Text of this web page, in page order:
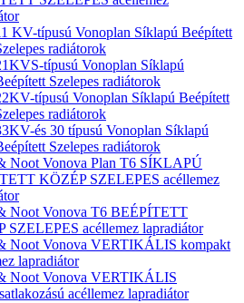
KV-típusú Vonoplan Síklapú Beépített
radiátorok
típusú Vonoplan Síklapú
Szelepes radiátorok
típusú Vonoplan Síklapú Beépített
radiátorok
és 30 típusú Vonoplan Síklapú
Szelepes radiátorok
Noot Vonova Plan T6 SÍKLAPÚ
KÖZÉP SZELEPES acéllemez
Noot Vonova T6 BEÉPÍTETT
SZELEPES acéllemez lapradiátor
Noot Vonova VERTIKÁLIS kompakt
lapradiátor
Noot Vonova VERTIKÁLIS
acéllemez lapradiátor